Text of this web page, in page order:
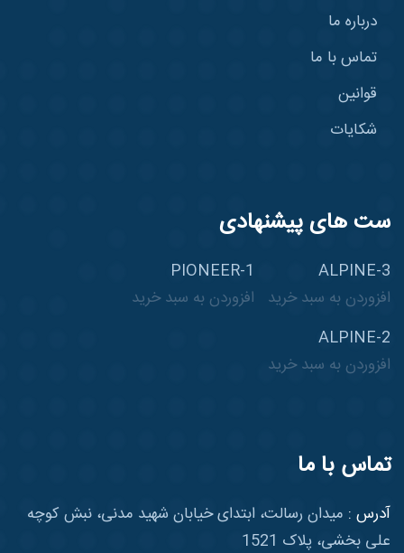
درباره ما
تماس با ما
قوانین
شکایات
ست های پیشنهادی
ALPINE-3
افزوردن به سبد خرید
PIONEER-1
افزوردن به سبد خرید
ALPINE-2
افزوردن به سبد خرید
تماس با ما
آدرس : میدان رسالت، ابتدای خیابان شهید مدنی، نبش کوچه
علی بخشی، پلاک 1521